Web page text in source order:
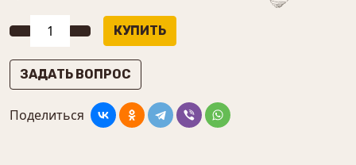
ЗАДАТЬ ВОПРОС
Поделиться